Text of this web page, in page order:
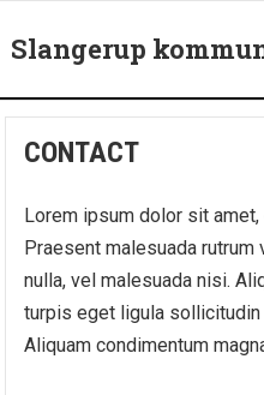
Slangerup
CONTACT
Lorem ipsum dolor sit
Praesent malesuada
nulla, vel malesuada nisi.
turpis eget ligula
Aliquam condimentum